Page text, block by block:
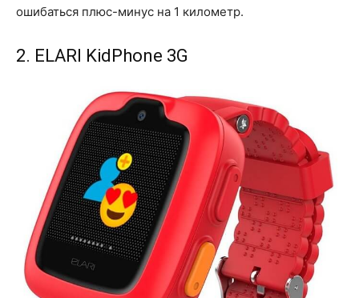
ошибаться плюс-минус на 1 километр.
2. ELARI KidPhone 3G